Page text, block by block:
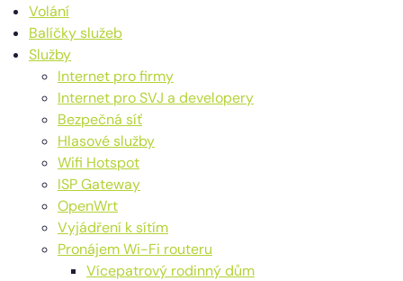
Volání
Balíčky služeb
Služby
Internet pro firmy
Internet pro SVJ a developery
Bezpečná síť
Hlasové služby
Wifi Hotspot
ISP Gateway
OpenWrt
Vyjádření k sítím
Pronájem Wi-Fi routeru
Vícepatrový rodinný dům